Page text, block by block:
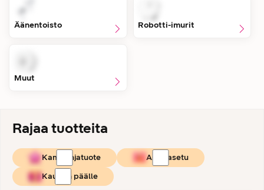
Äänentoisto Robotti-imurit
Muut
Rajaa tuotteita
Kampanjatuote
Asiakasetu
Kaupan päälle